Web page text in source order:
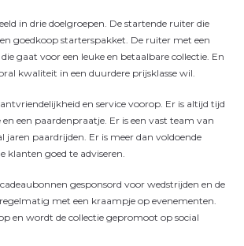
in drie doelgroepen. De startende ruiter die
goedkoop starterspakket. De ruiter met een
gaat voor een leuke en betaalbare collectie. En
kwaliteit in een duurdere prijsklasse wil.
en service voorop. Er is altijd tijd
een paardenpraatje. Er is een vast team van
jaren paardrijden. Er is meer dan voldoende
klanten goed te adviseren.
gesponsord voor wedstrijden en de
met een kraampje op evenementen.
en wordt de collectie gepromoot op social